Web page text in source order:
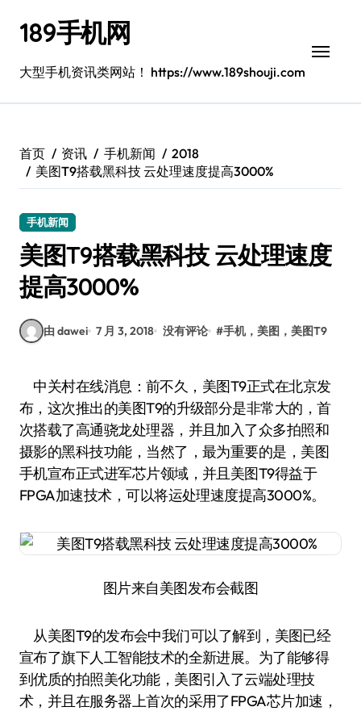
189手机网
大型手机资讯类网站！ https://www.189shouji.com
首页 资讯 手机新闻
2018
美图T9搭载黑科技 云处理速度提高3000%
手机新闻
美图T9搭载黑科技 云处理速度
提高3000%
由 dawei 7 月 3, 2018 没有评论 #手机，美图，美图T9
中关村在线消息：前不久，美图T9正式在北京发
布，这次推出的美图T9的升级部分是非常大的，首
次搭载了高通骁龙处理器，并且加入了众多拍照和
摄影的黑科技功能，当然了，最为重要的是，美图
手机宣布正式进军芯片领域，并且美图T9得益于
FPGA加速技术，可以将运处理速度提高3000%。
图片来自美图发布会截图
从美图T9的发布会中我们可以了解到，美图已经
宣布了旗下人工智能技术的全新进展。为了能够得
到优质的拍照美化功能，美图引入了云端处理技
术，并且在服务器上首次的采用了FPGA芯片加速，